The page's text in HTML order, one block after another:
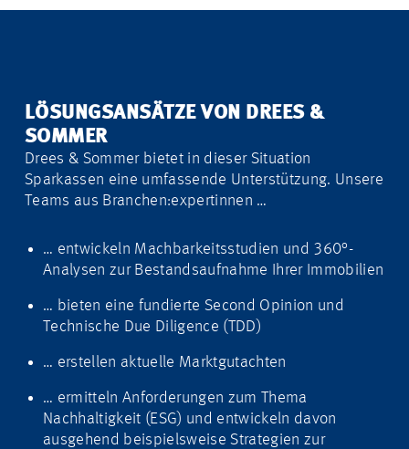
LÖSUNGSANSÄTZE VON DREES &
SOMMER
Drees & Sommer bietet in dieser Situation
Sparkassen eine umfassende Unterstützung. Unsere
Teams aus Branchen:expertinnen …
… entwickeln Machbarkeitsstudien und 360°-
Analysen zur Bestandsaufnahme Ihrer Immobilien
… bieten eine fundierte Second Opinion und
Technische Due Diligence (TDD)
… erstellen aktuelle Marktgutachten
… ermitteln Anforderungen zum Thema
Nachhaltigkeit (ESG) und entwickeln davon
ausgehend beispielsweise Strategien zur